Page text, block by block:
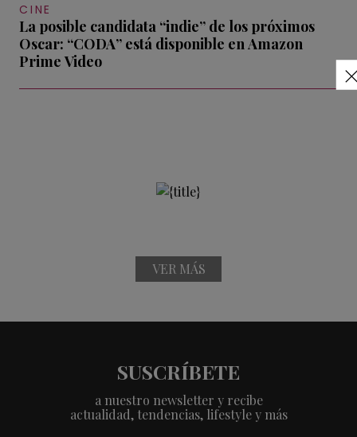
CINE
La posible candidata “indie” de los próximos
Oscar: “CODA” está disponible en Amazon
Prime Video
VER MÁS
SUSCRÍBETE
a nuestro newsletter y recibe
actualidad, tendencias, lifestyle y más